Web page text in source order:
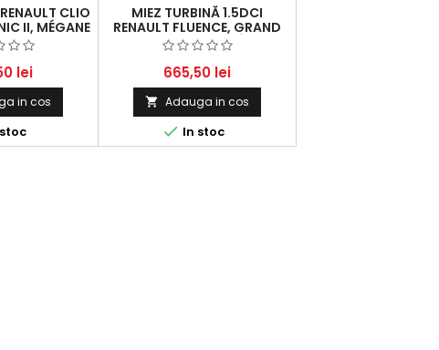
CLIO
II, MÉGANE
DCI 74KW
lei
in cos
MIEZ TURBINĂ 1.5DCI
RENAULT FLUENCE, GRAND
TOUR III, GRAND SCÉNIC III,
MEGANE CC ȘI MEGANE III
665,50 lei
 Adauga in cos
 In stoc